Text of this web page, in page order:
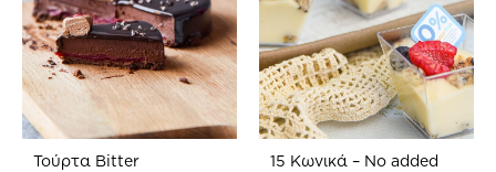
επιλογές
μπορούν
να
επιλεγούν
στη
Τούρτα Bitter
15 Κωνικά – No added